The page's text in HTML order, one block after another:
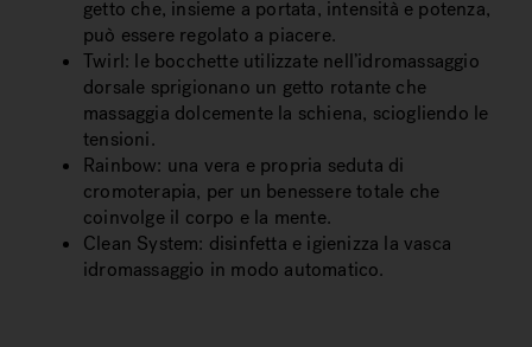
getto che, insieme a portata, intensità e potenza,
può essere regolato a piacere.
Twirl: le bocchette utilizzate nell’idromassaggio
dorsale sprigionano un getto rotante che
massaggia dolcemente la schiena, sciogliendo le
tensioni.
Rainbow: una vera e propria seduta di
cromoterapia, per un benessere totale che
coinvolge il corpo e la mente.
Clean System: disinfetta e igienizza la vasca
idromassaggio in modo automatico.